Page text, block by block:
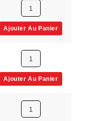
1
Ajouter Au Panier
1
Ajouter Au Panier
1